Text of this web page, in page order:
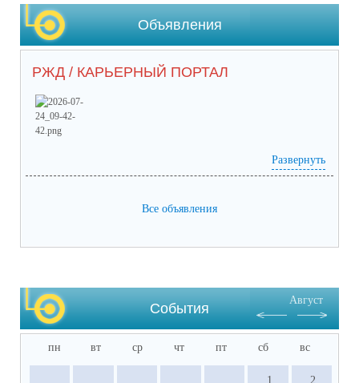
Объявления
РЖД / КАРЬЕРНЫЙ ПОРТАЛ
(посмотреть)
Prilozhieniie_1 (53).pdf(скачать)(посмотреть)
Развернуть
Все объявления
События
Август
пн вт ср чт пт сб вс
1 2